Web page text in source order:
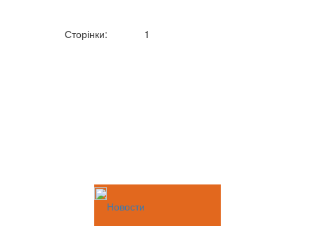
Сторінки: 1
Новости